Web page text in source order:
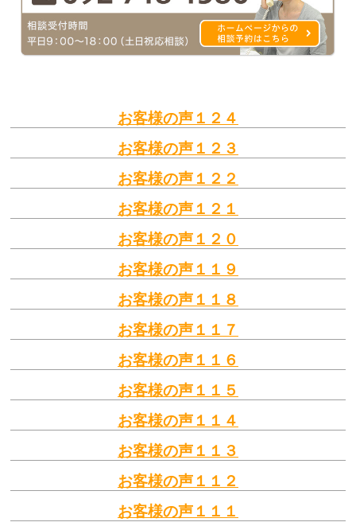
お客様の声１２４
お客様の声１２３
お客様の声１２２
お客様の声１２１
お客様の声１２０
お客様の声１１９
お客様の声１１８
お客様の声１１７
お客様の声１１６
お客様の声１１５
お客様の声１１４
お客様の声１１３
お客様の声１１２
お客様の声１１１